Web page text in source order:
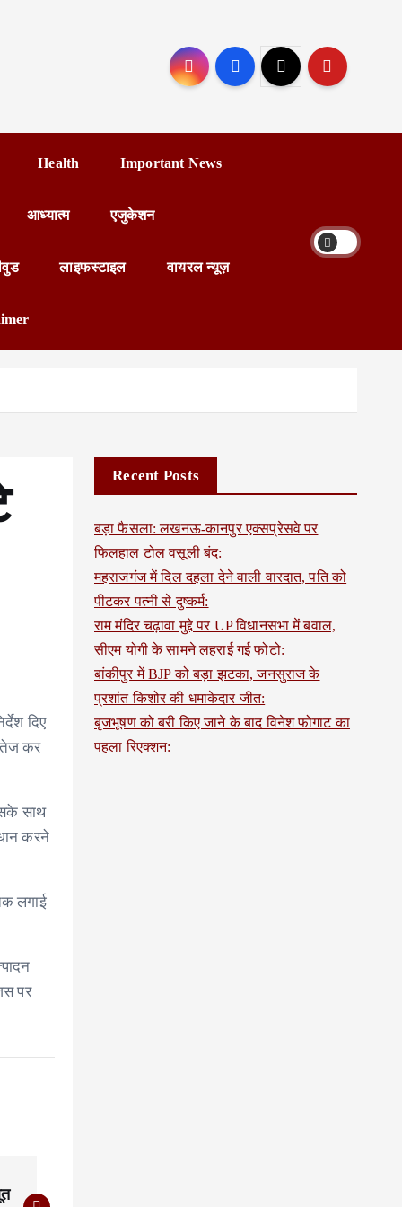
Health Important News
आध्यात्म एजुकेशन
लाइफस्टाइल वायरल न्यूज़
दिए
तेज कर
साथ
करने
लगाई
पर
Recent Posts
बड़ा फैसला: लखनऊ-कानपुर एक्सप्रेसवे पर
फिलहाल टोल वसूली बंद:
महराजगंज में दिल दहला देने वाली वारदात, पति को
पीटकर पत्नी से दुष्कर्म:
राम मंदिर चढ़ावा मुद्दे पर UP विधानसभा में बवाल,
सीएम योगी के सामने लहराई गई फोटो:
बांकीपुर में BJP को बड़ा झटका, जनसुराज के
प्रशांत किशोर की धमाकेदार जीत:
बृजभूषण को बरी किए जाने के बाद विनेश फोगाट का
पहला रिएक्शन: